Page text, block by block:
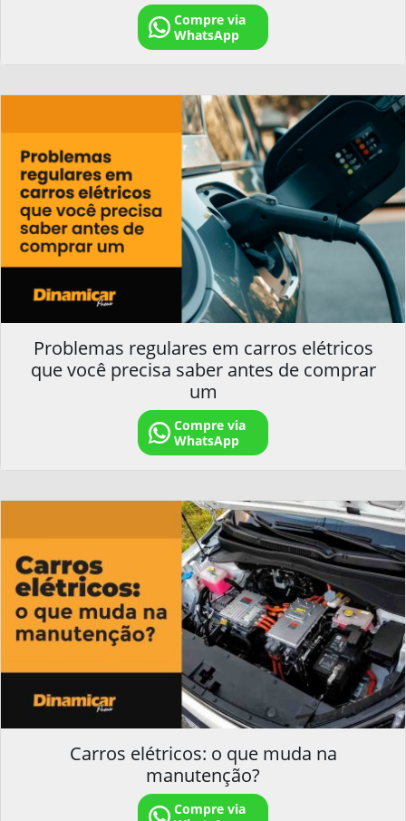
Compre via
WhatsApp
Problemas regulares em carros elétricos
que você precisa saber antes de comprar
um
Compre via
WhatsApp
Carros elétricos: o que muda na
manutenção?
Compre via